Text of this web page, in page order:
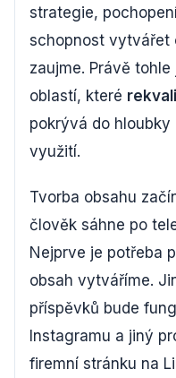
strategie,
schopnost vytvářet
zaujme. Právě
oblastí, které
pokrývá do
využití.
Tvorba obsahu
člověk sáhne po
Nejprve je potřeba
obsah vytváříme.
příspěvků bude
Instagramu a jiný
firemní stránku na